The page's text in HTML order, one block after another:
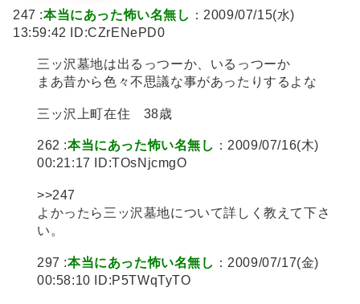
247 :本当にあった怖い名無し ：2009/07/15(水)
13:59:42 ID:CZrENePD0
三ッ沢墓地は出るっつーか、いるっつーか
まあ昔から色々不思議な事があったりするよな
三ッ沢上町在住 38歳
262 :本当にあった怖い名無し ：2009/07/16(木)
00:21:17 ID:TOsNjcmgO
>>247
よかったら三ッ沢墓地について詳しく教えて下さ
い。
297 :本当にあった怖い名無し ：2009/07/17(金)
00:58:10 ID:P5TWqTyTO